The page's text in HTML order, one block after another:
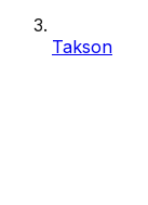
Takson